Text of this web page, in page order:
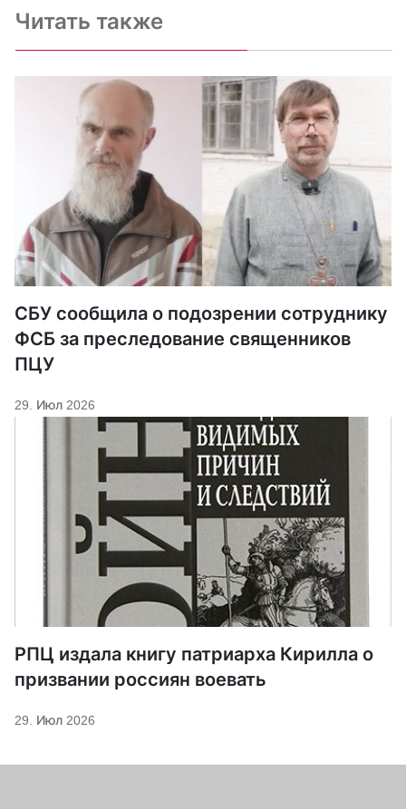
Читать также
СБУ сообщила о подозрении сотруднику
ФСБ за преследование священников
ПЦУ
29. Июл 2026
РПЦ издала книгу патриарха Кирилла о
призвании россиян воевать
29. Июл 2026